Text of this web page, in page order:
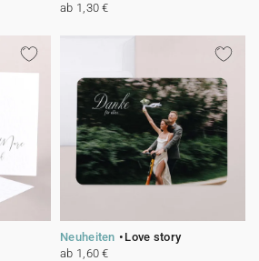
ab 1,30 €
Neuheiten
Love story
ab 1,60 €